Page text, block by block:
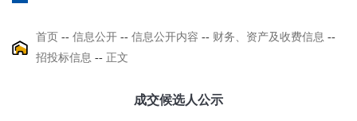
首页 -- 信息公开 -- 信息公开内容 -- 财务、资产及收费信息 --
招投标信息 -- 正文
成交候选人公示